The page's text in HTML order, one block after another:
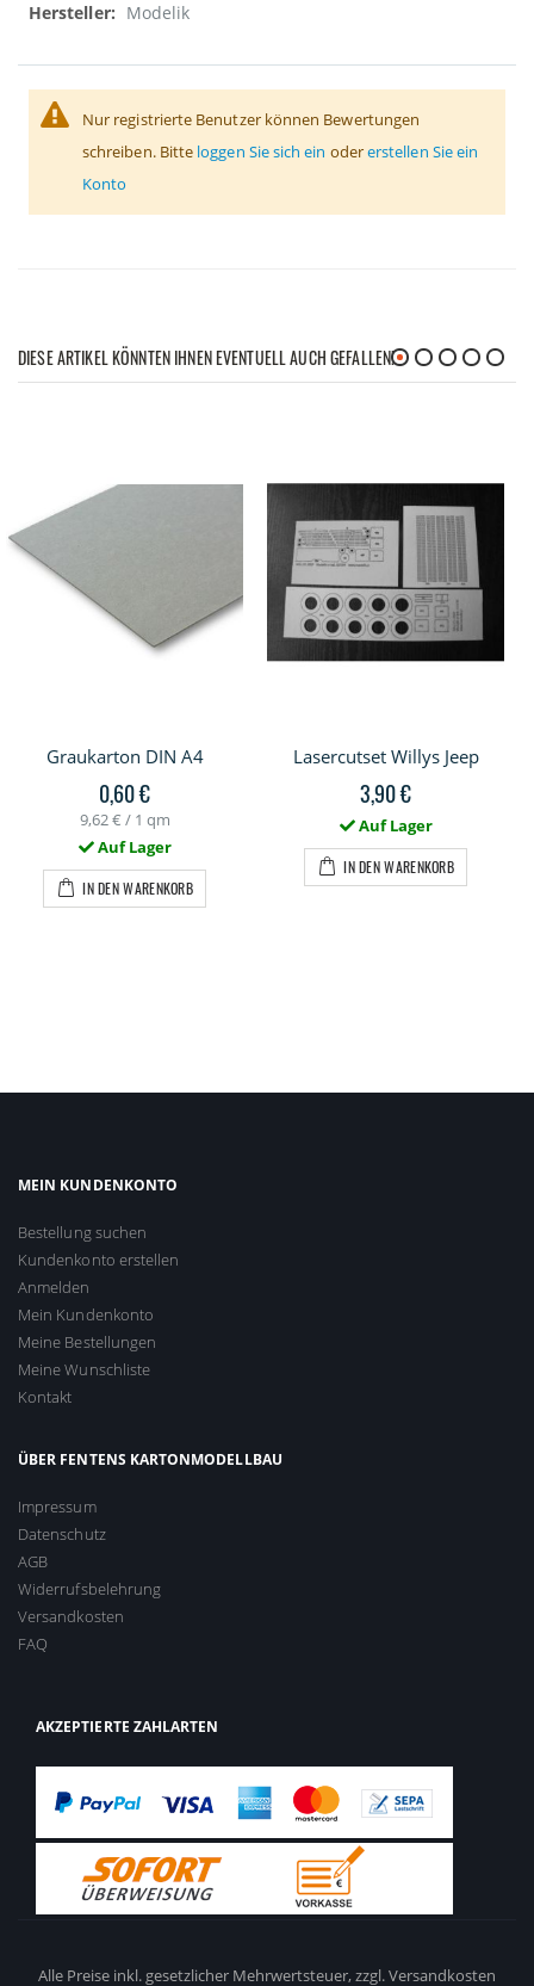
Modelik
Nur registrierte Benutzer können Bewertungen
schreiben. Bitte loggen Sie sich ein odererstellen Sie ein
Konto
DIESE ARTIKEL KÖNNTEN IHNEN EVENTUELL AUCH GEFALLEN!
Graukarton DIN A4
0,60 €
9,62 € / 1 qm
Auf Lager
IN DEN WARENKORB
Lasercutset Willys Jeep
3,90 €
Auf Lager
IN DEN WARENKORB
MEIN KUNDENKONTO
Bestellung suchen
Kundenkonto erstellen
Anmelden
Mein Kundenkonto
Meine Bestellungen
Meine Wunschliste
Kontakt
ÜBER FENTENS KARTONMODELLBAU
Impressum
Datenschutz
AGB
Widerrufsbelehrung
Versandkosten
FAQ
AKZEPTIERTE ZAHLARTEN
Alle Preise inkl. gesetzlicher Mehrwertsteuer,zzgl. Versandkosten